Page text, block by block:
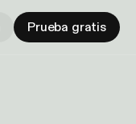
Prueba gratis